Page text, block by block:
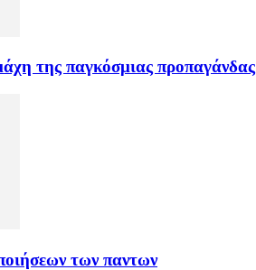
της παγκόσμιας προπαγάνδας
των παντων